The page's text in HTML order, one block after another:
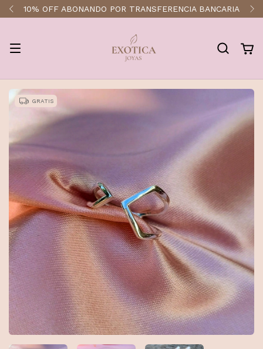
ENVÍOS A TODO EL PAÍS
GRATIS